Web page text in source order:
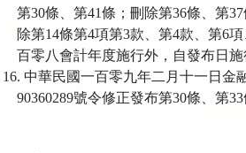
第30條、第41條；刪除第36條、第
除第14條第4項第3款、第4款、第6
百零八會計年度施行外，自發布日施
16. 中華民國一百零九年二月十一日金
90360289號令修正發布第30條、第